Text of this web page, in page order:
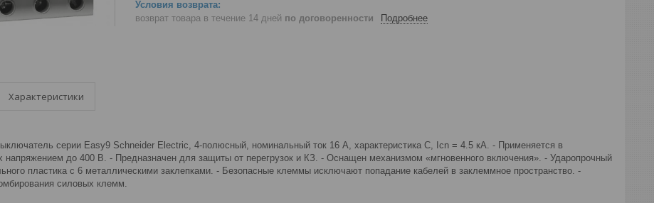
возврат товара в течение 14 дней по договоренности Подробнее
Характеристики
серии Easy9 Schneider Electric, 4-полюсный, номинальный ток 16 А, характеристика С, Icn = 4.5 кА. - Применяется в
напряжением до 400 В. - Предназначен для защиты от перегрузок и КЗ. - Оснащен механизмом «мгновенного включения». - Ударопрочный
пластика с 6 металлическими заклепками. - Безопасные клеммы исключают попадание кабелей в заклеммное пространство. -
силовых клемм.